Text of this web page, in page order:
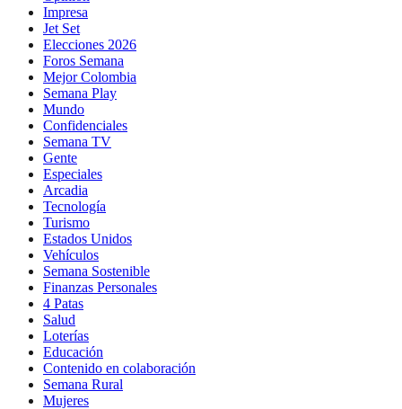
Impresa
Jet Set
Elecciones 2026
Foros Semana
Mejor Colombia
Semana Play
Mundo
Confidenciales
Semana TV
Gente
Especiales
Arcadia
Tecnología
Turismo
Estados Unidos
Vehículos
Semana Sostenible
Finanzas Personales
4 Patas
Salud
Loterías
Educación
Contenido en colaboración
Semana Rural
Mujeres